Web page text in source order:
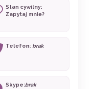
Stan cywilny:
Zapytaj mnie?
Telefon: brak
Skype:brak